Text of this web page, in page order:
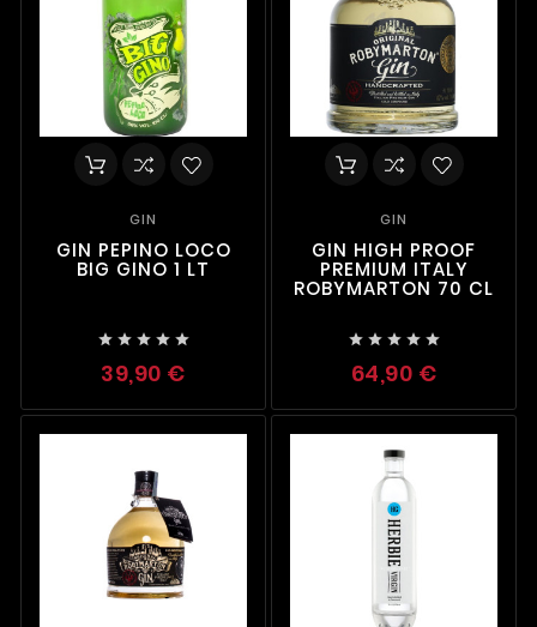
GIN
GIN PEPINO LOCO
BIG GINO 1 LT
    
39,90 €
GIN
GIN HIGH PROOF
PREMIUM ITALY
ROBYMARTON 70 CL
    
64,90 €